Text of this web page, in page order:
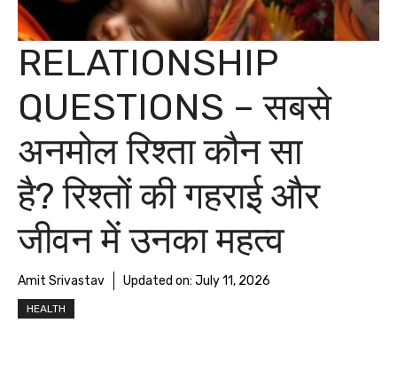
RELATIONSHIP
QUESTIONS – सबसे
अनमोल रिश्ता कौन सा
है? रिश्तों की गहराई और
जीवन में उनका महत्व
Amit Srivastav Updated on: July 11, 2026
HEALTH